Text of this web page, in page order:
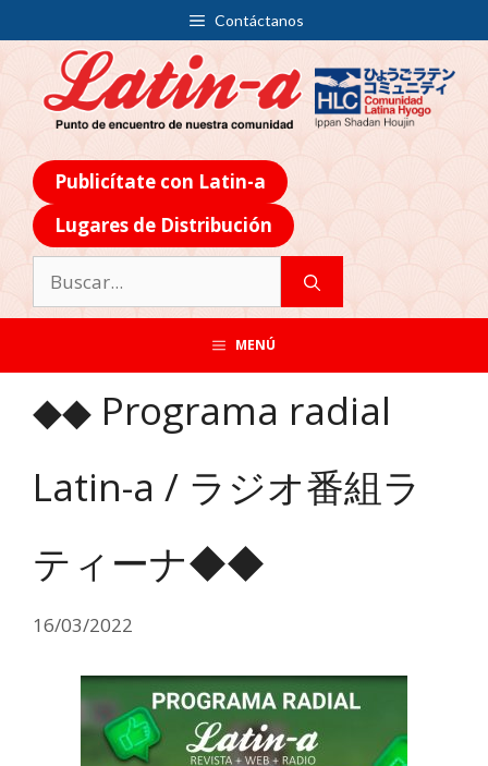
Contáctanos
Publicítate con Latin-a
Lugares de Distribución
MENÚ
◆◆ Programa radial
Latin-a / ラジオ番組ラ
ティーナ◆◆
16/03/2022